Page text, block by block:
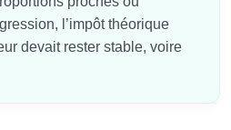
l’impôt théorique
devait rester stable, voire